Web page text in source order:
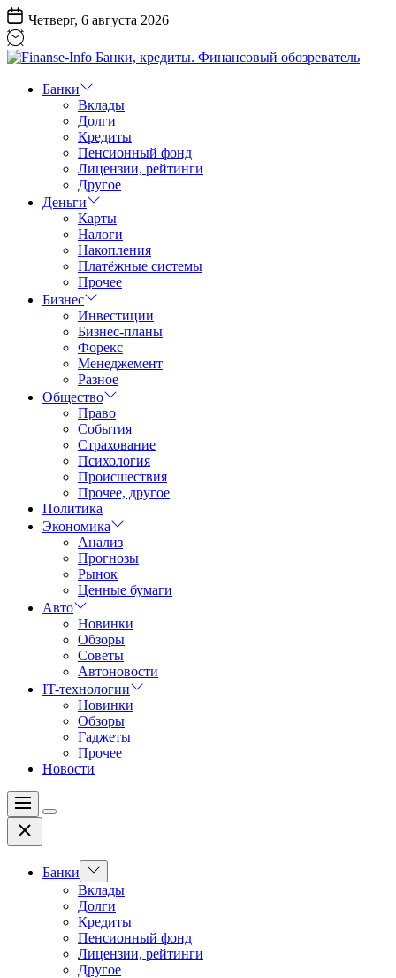
Перейти
к
содержанию
Четверг, 6 августа 2026
Info
Финансовый
обозреватель
Банки
Вклады
Долги
Кредиты
Пенсионный фонд
Лицензии, рейтинги
Другое
Деньги
Карты
Налоги
Накопления
Платёжные системы
Прочее
Бизнес
Инвестиции
Бизнес-планы
Форекс
Менеджемент
Разное
Общество
Право
События
Страхование
Психология
Происшествия
Прочее, другое
Политика
Экономика
Анализ
Прогнозы
Рынок
Ценные бумаги
Авто
Новинки
Обзоры
Советы
Автоновости
IT-технологии
Новинки
Обзоры
Гаджеты
Прочее
Новости
Меню
Цвет
Закрыть
Банки
Показать
подменю
Вклады
Долги
Кредиты
Пенсионный фонд
Лицензии, рейтинги
Другое